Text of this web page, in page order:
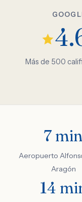
Más de 500
7 min
Aeropuerto
Aragón
14